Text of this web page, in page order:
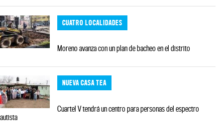
CUATRO LOCALIDADES
Moreno avanza con un plan de bacheo en el distrito
NUEVA CASA TEA
Cuartel V tendrá un centro para personas del espectro
autista